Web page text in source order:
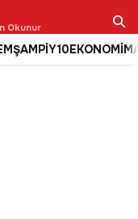
Okunur
ŞAMPİY10EKONOMİ
Ara